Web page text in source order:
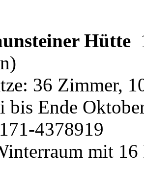
Hütte
36 Zimmer,
bis Ende
4378919
mit 16